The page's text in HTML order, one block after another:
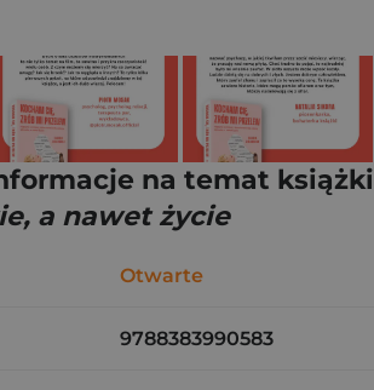
na temat książki
a nawet życie
Otwarte
9788383990583